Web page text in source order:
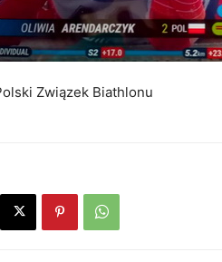
Związek Biathlonu